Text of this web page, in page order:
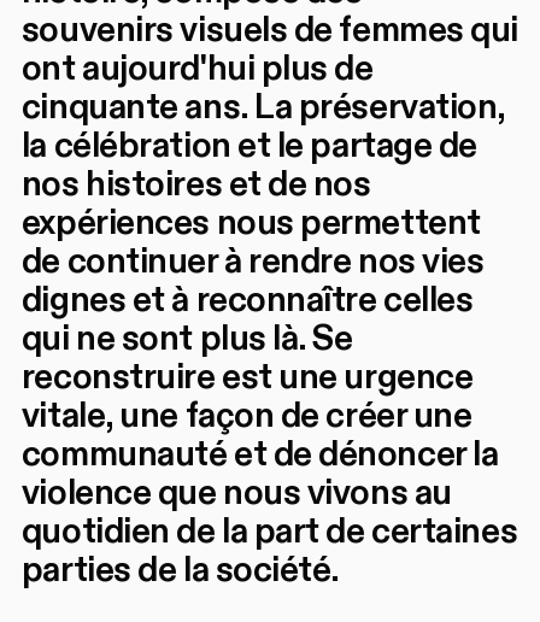
souvenirs visuels de femmes qui
ont aujourd'hui plus de
cinquante ans. La préservation,
la célébration et le partage de
nos histoires et de nos
expériences nous permettent
de continuer à rendre nos vies
dignes et à reconnaître celles
qui ne sont plus là. Se
reconstruire est une urgence
vitale, une façon de créer une
communauté et de dénoncer la
violence que nous vivons au
quotidien de la part de certaines
parties de la société.